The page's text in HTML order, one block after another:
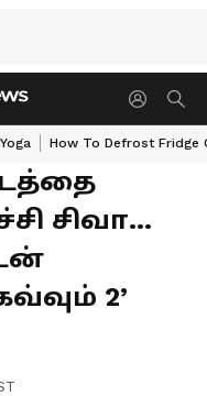
How To Defrost Fridge
சிவா...
2’